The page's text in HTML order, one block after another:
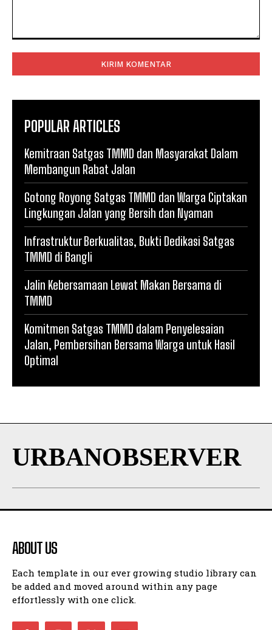
POPULAR ARTICLES
Kemitraan Satgas TMMD dan Masyarakat Dalam
Membangun Rabat Jalan
Gotong Royong Satgas TMMD dan Warga Ciptakan
Lingkungan Jalan yang Bersih dan Nyaman
Infrastruktur Berkualitas, Bukti Dedikasi Satgas
TMMD di Bangli
Jalin Kebersamaan Lewat Makan Bersama di
TMMD
Komitmen Satgas TMMD dalam Penyelesaian
Jalan, Pembersihan Bersama Warga untuk Hasil
Optimal
URBANOBSERVER
ABOUT US
Each template in our ever growing studio library can
be added and moved around within any page
effortlessly with one click.